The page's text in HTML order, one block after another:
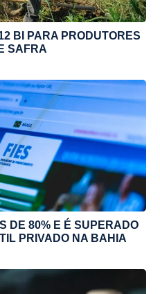
BI PARA PRODUTORES
SAFRA
DE 80% E É SUPERADO
PRIVADO NA BAHIA